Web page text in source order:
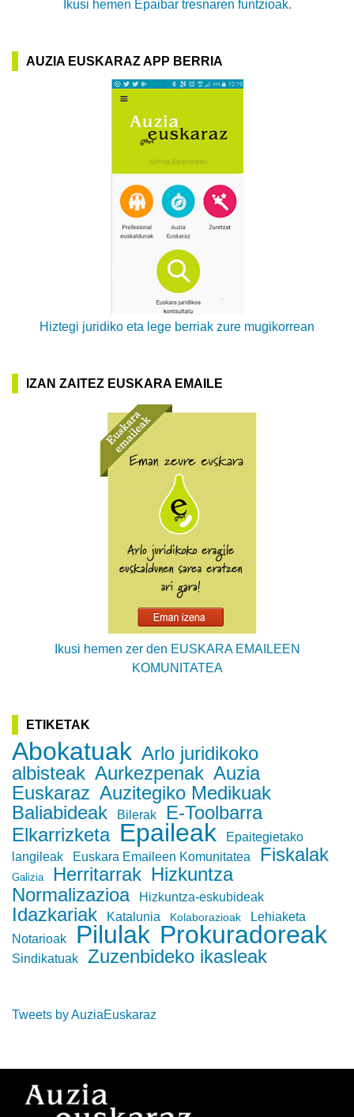
Ikusi hemen Epaibar tresnaren funtzioak.
AUZIA EUSKARAZ APP BERRIA
Hiztegi juridiko eta lege berriak zure mugikorrean
IZAN ZAITEZ EUSKARA EMAILE
Ikusi hemen zer den EUSKARA EMAILEEN
KOMUNITATEA
ETIKETAK
Abokatuak Arlo juridikoko
albisteak Aurkezpenak Auzia
Euskaraz Auzitegiko Medikuak
Baliabideak
Bilerak
E-Toolbarra
Elkarrizketa Epaileak
Epaitegietako
langileak
Euskara Emaileen Komunitatea Fiskalak
Galizia Herritarrak Hizkuntza
Normalizazioa
Hizkuntza-eskubideak
Idazkariak Katalunia Kolaborazioak
Lehiaketa
Notarioak
Pilulak Prokuradoreak
Sindikatuak Zuzenbideko ikasleak
Tweets by AuziaEuskaraz